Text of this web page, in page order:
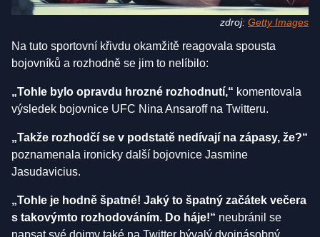
zdroj: Getty Images
Na tuto sportovní křivdu okamžitě reagovala spousta
bojovníků a rozhodně se jim to nelíbilo:
„Tohle bylo opravdu hrozné rozhodnutí,“ komentovala
výsledek bojovnice UFC Nina Ansaroff na Twitteru.
„Takže rozhodčí se v podstatě nedívají na zápasy, že?“
poznamenala ironicky další bojovnice Jasmine
Jasudavicius.
„Tohle je hodně špatné! Jaký to špatný začátek večera
s takovýmto rozhodováním. Do háje!“ neubránil se
napsat své dojmy také na Twitter bývalý dvojnásobný